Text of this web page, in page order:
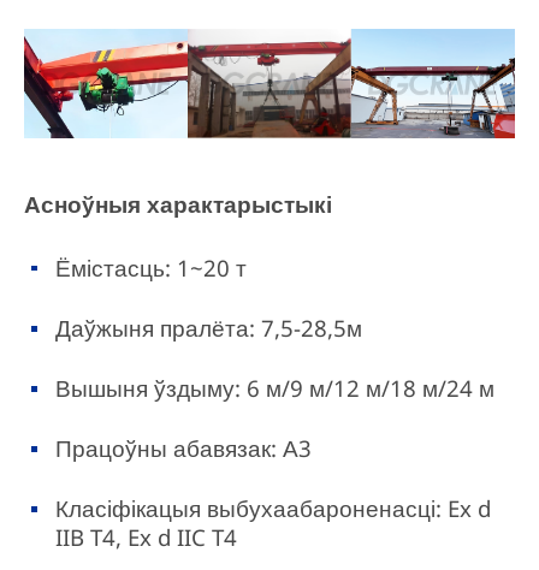
Асноўныя характарыстыкі
Ёмістасць: 1~20 т
Даўжыня пралёта: 7,5-28,5м
Вышыня ўздыму: 6 м/9 м/12 м/18 м/24 м
Працоўны абавязак: А3
Класіфікацыя выбухаабароненасці: Ex d
IIB T4, Ex d IIC T4